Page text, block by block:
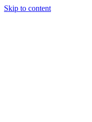
Skip to content